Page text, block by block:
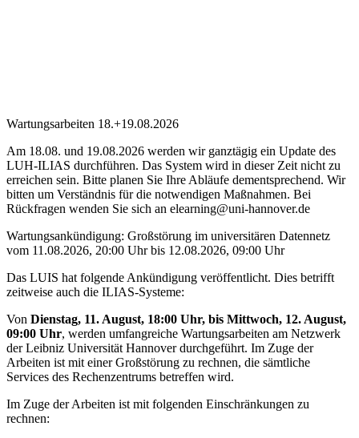
Wartungsarbeiten 18.+19.08.2026
Am 18.08. und 19.08.2026 werden wir ganztägig ein Update des
LUH-ILIAS durchführen. Das System wird in dieser Zeit nicht zu
erreichen sein. Bitte planen Sie Ihre Abläufe dementsprechend. Wir
bitten um Verständnis für die notwendigen Maßnahmen. Bei
Rückfragen wenden Sie sich an elearning@uni-hannover.de
Wartungsankündigung: Großstörung im universitären Datennetz
vom 11.08.2026, 20:00 Uhr bis 12.08.2026, 09:00 Uhr
Das LUIS hat folgende Ankündigung veröffentlicht. Dies betrifft
zeitweise auch die ILIAS-Systeme:
Von Dienstag, 11. August, 18:00 Uhr, bis Mittwoch, 12. August,
09:00 Uhr, werden umfangreiche Wartungsarbeiten am Netzwerk
der Leibniz Universität Hannover durchgeführt. Im Zuge der
Arbeiten ist mit einer Großstörung zu rechnen, die sämtliche
Services des Rechenzentrums betreffen wird.
Im Zuge der Arbeiten ist mit folgenden Einschränkungen zu
rechnen: